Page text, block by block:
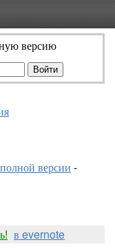
версию
версии -
в evernote